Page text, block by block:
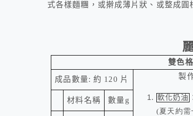
式各樣麵糰，或擀成薄片狀、或整成
雙色
成品數量:約 120 片 製
軟化奶油
(夏天約需
材料名稱 數量 g